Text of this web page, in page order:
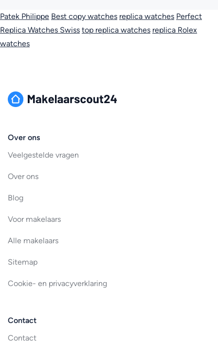
Patek Philippe Best copy watches replica watches Perfect
Replica Watches Swiss top replica watches replica Rolex
watches
Over ons
Veelgestelde vragen
Over ons
Blog
Voor makelaars
Alle makelaars
Sitemap
Cookie- en privacyverklaring
Contact
Contact